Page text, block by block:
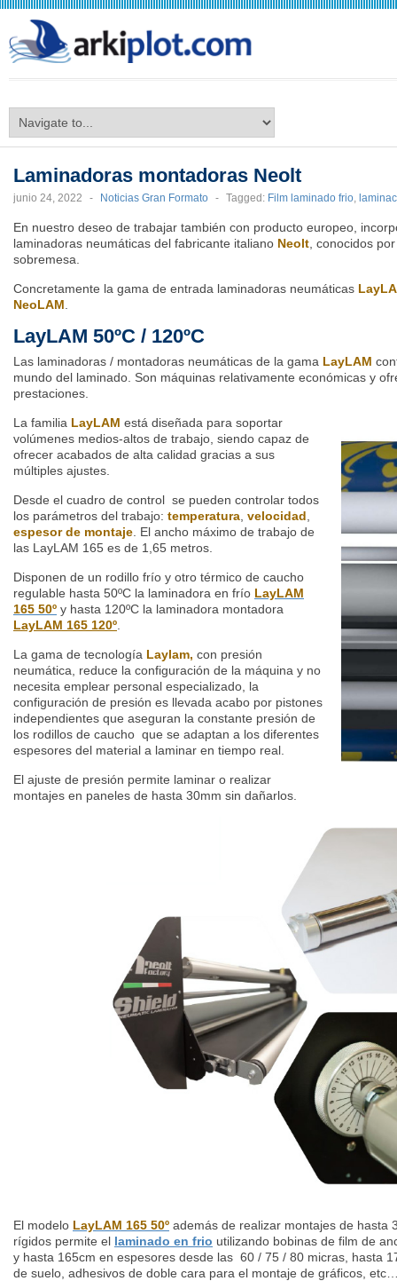
Laminadoras montadoras Neolt
junio 24, 2022 - Noticias Gran Formato - Tagged: Film laminado frio,
En nuestro deseo de trabajar también con producto europeo,
laminadoras neumáticas del fabricante italiano Neolt, conocidos
sobremesa.
Concretamente la gama de entrada laminadoras neumáticas
NeoLAM.
LayLAM 50ºC / 120ºC
Las laminadoras / montadoras neumáticas de la gama LayLAM
mundo del laminado. Son máquinas relativamente económicas y
prestaciones.
La familia LayLAM está diseñada para soportar
volúmenes medios-altos de trabajo, siendo capaz de
ofrecer acabados de alta calidad gracias a sus
múltiples ajustes.
Desde el cuadro de control se pueden controlar todos
los parámetros del trabajo: temperatura, velocidad,
espesor de montaje. El ancho máximo de trabajo de
las LayLAM 165 es de 1,65 metros.
Disponen de un rodillo frío y otro térmico de caucho
regulable hasta 50ºC la laminadora en frío LayLAM
165 50º y hasta 120ºC la laminadora montadora
LayLAM 165 120º.
La gama de tecnología Laylam, con presión
neumática, reduce la configuración de la máquina y no
necesita emplear personal especializado, la
configuración de presión es llevada acabo por pistones
independientes que aseguran la constante presión de
los rodillos de caucho que se adaptan a los diferentes
espesores del material a laminar en tiempo real.
El ajuste de presión permite laminar o realizar
montajes en paneles de hasta 30mm sin dañarlos.
El modelo LayLAM 165 50º además de realizar montajes de hasta
rígidos permite el laminado en frio utilizando bobinas de film de
y hasta 165cm en espesores desde las 60 / 75 / 80 micras, hasta
de suelo, adhesivos de doble cara para el montaje de gráficos,